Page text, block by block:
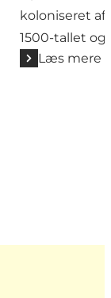
koloniseret af
1500-tallet og
Læs mere